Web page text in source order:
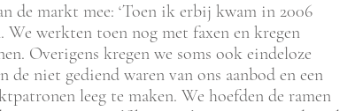
de markt mee: ‘Toen ik erbij kwam in 2006
We werkten toen nog met faxen en kregen
Overigens kregen we soms ook eindeloze
niet gediend waren van ons aanbod en een
leeg te maken. We hoefden de ramen